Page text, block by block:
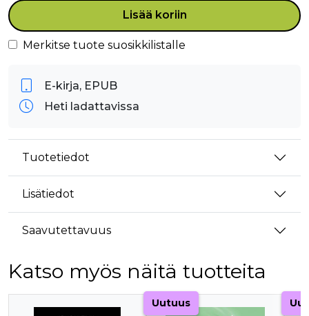
Lisää koriin
Merkitse tuote suosikkilistalle
E-kirja, EPUB
Heti ladattavissa
Tuotetiedot
Lisätiedot
Saavutettavuus
Katso myös näitä tuotteita
Tuoteluettelon alku
Uutuus